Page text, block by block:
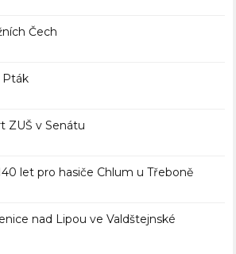
Čech
Pták
ZUŠ v Senátu
let pro hasiče Chlum u Třeboně
nad Lipou ve Valdštejnské